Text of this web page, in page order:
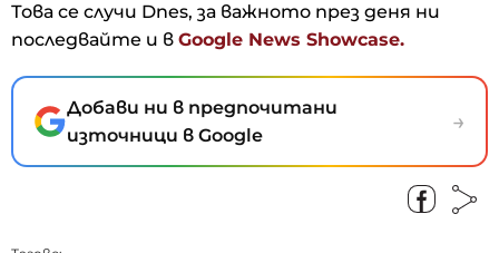
Това се случи Dnes, за важното през деня ни
последвайте и в Google News Showcase.
Добави ни в предпочитани
източници в Google
→